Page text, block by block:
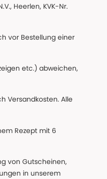
Heerlen, KVK-Nr.
vor Bestellung einer
etc.) abweichen,
Versandkosten. Alle
Rezept mit 6
von Gutscheinen,
in unserem